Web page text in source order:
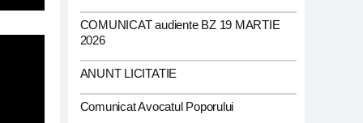
COMUNICAT audiente BZ 19 MARTIE
2026
ANUNT LICITATIE
Comunicat Avocatul Poporului